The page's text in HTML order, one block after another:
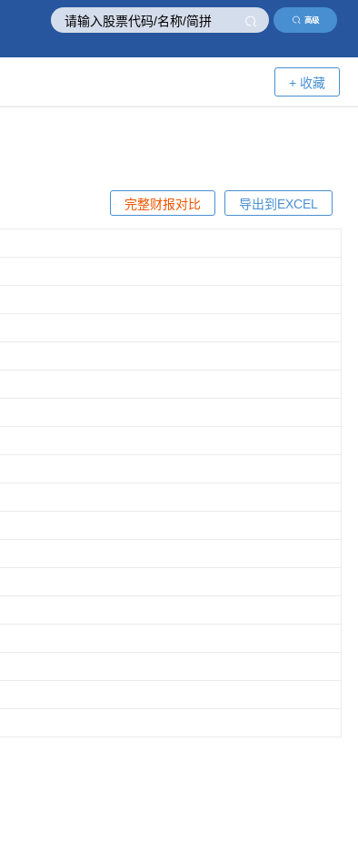
高级
+ 收藏
导出到EXCEL
完整财报对比